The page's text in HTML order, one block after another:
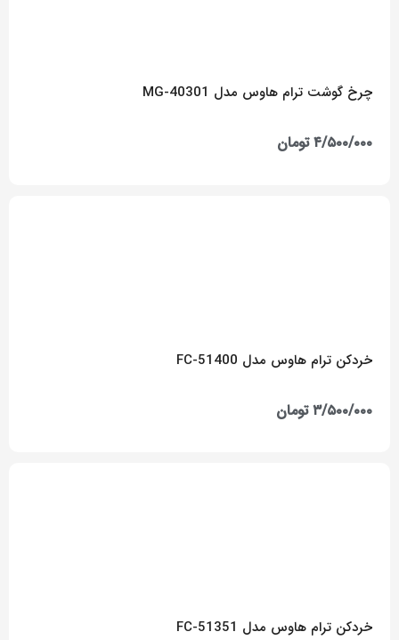
چرخ گوشت ترام هاوس مدل MG-40301
۴/۵۰۰/۰۰۰ تومان
خردکن ترام هاوس مدل FC-51400
۳/۵۰۰/۰۰۰ تومان
خردکن ترام هاوس مدل FC-51351